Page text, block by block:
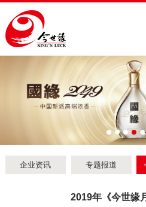
企业资讯 专题报道
2019年《今世缘